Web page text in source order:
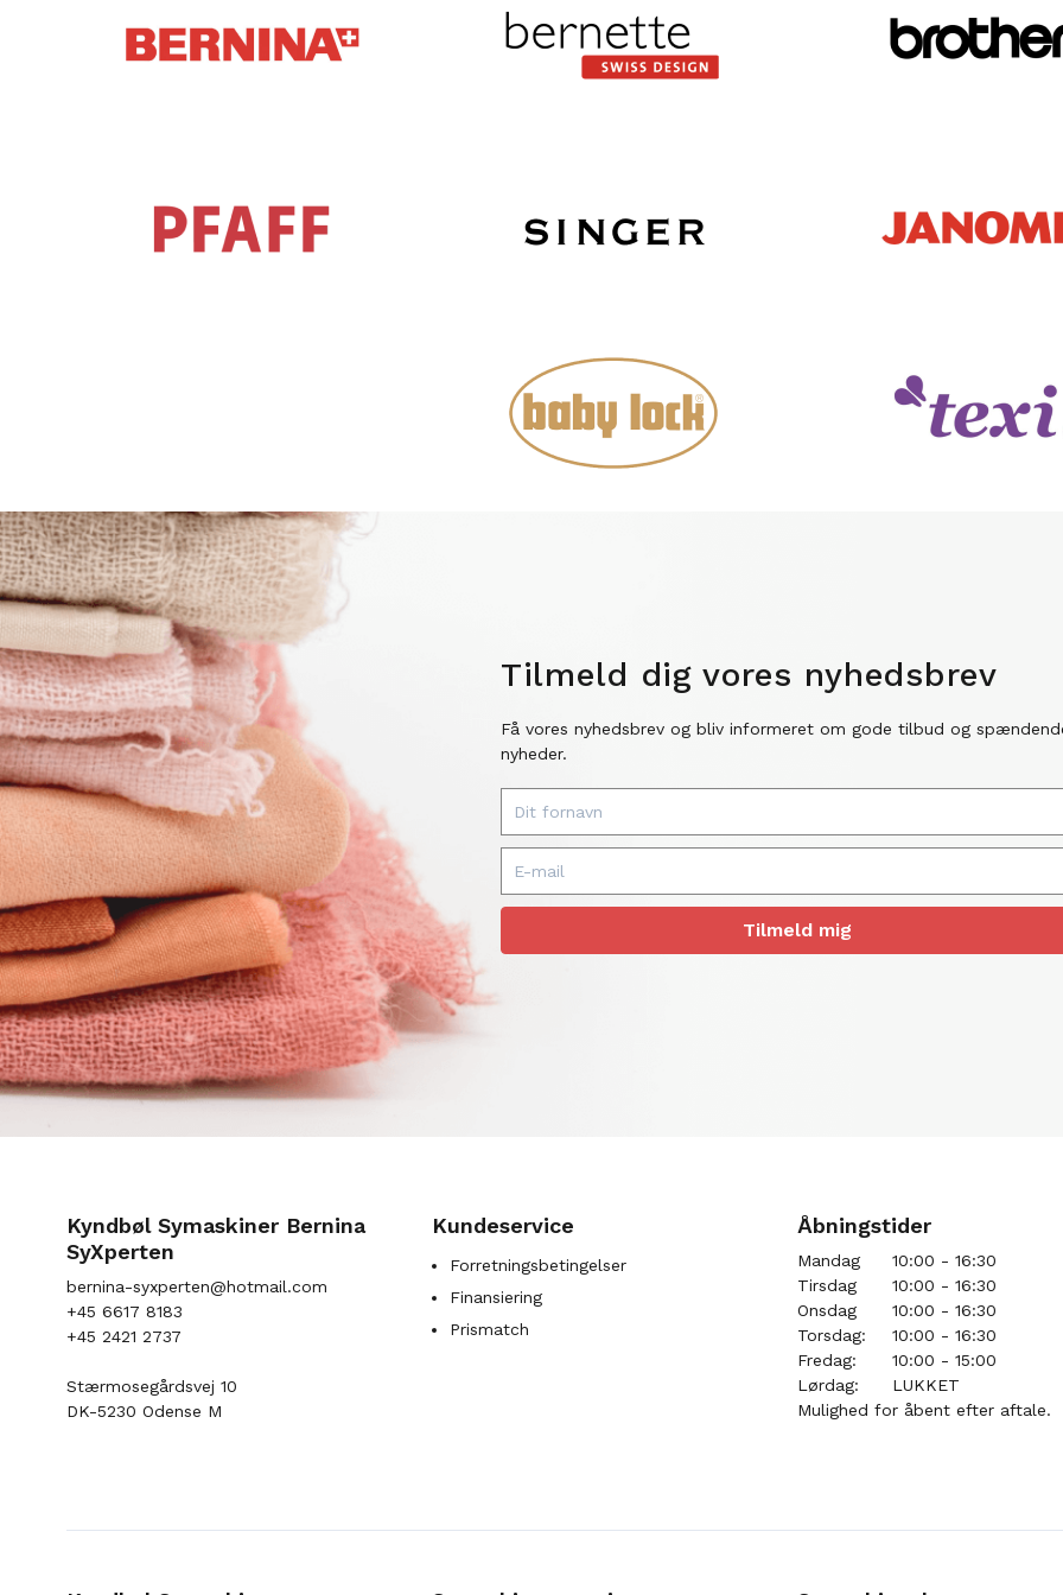
Tilmeld dig vores nyhedsbrev
Få vores nyhedsbrev og bliv informeret om gode tilbud og
nyheder.
Tilmeld mig
Kyndbøl Symaskiner Bernina
SyXperten
bernina-syxperten@hotmail.com
+45 6617 8183
+45 2421 2737
Stærmosegårdsvej 10
DK-5230 Odense M
Kundeservice
Forretningsbetingelser
Finansiering
Prismatch
Åbningstider
Mandag
10:00 - 16:30
Tirsdag
10:00 - 16:30
Onsdag
10:00 - 16:30
Torsdag:
10:00 - 16:30
Fredag:
10:00 - 15:00
Lørdag:
LUKKET
Mulighed for åbent efter aftale.